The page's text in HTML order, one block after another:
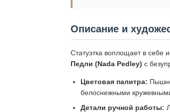
Описание и
Статуэтка воплощает в себе
Педли (Nada Pedley) с
Цветовая палитра:
белоснежными
Детали ручной работы: